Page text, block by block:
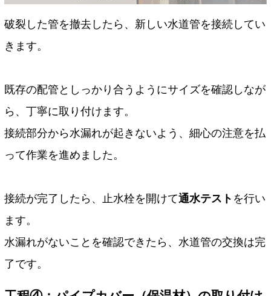
破裂した管を撤去したら、新しい水道管を接続してい
きます。
既存の配管としっかり合うようにサイズを確認しなが
ら、丁寧に取り付けます。
接続部分から水漏れが起きないよう、細心の注意を払
って作業を進めました。
接続が完了したら、止水栓を開けて通水テスト を行い
ます。
水漏れがないことを確認できたら、水道管の交換は完
了です。